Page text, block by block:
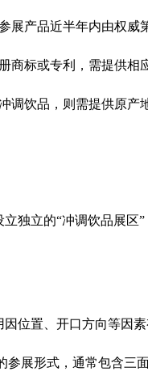
产品近半年内由权威
标或专利，需提供相
饮品，则需提供原产
立独立的“冲调饮品展区
位置、开口方向等因素
展形式，通常包含三